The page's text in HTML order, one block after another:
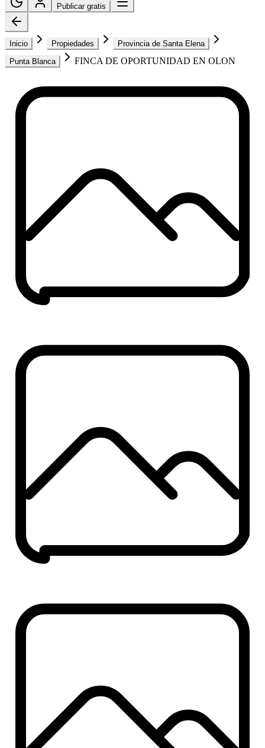
Publicar gratis
Inicio Propiedades
Provincia de Santa Elena
Punta Blanca
FINCA DE OPORTUNIDAD EN OLON